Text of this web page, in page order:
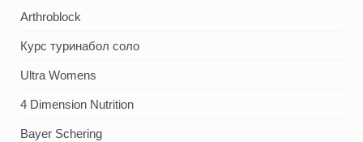
Arthroblock
Курс туринабол соло
Ultra Womens
4 Dimension Nutrition
Bayer Schering